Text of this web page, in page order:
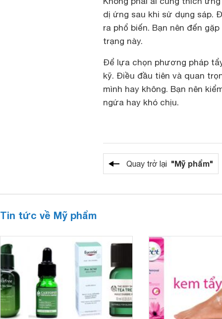
dị ứng sau khi sử dụng sáp.
ra phổ biến. Bạn nên đến
trạng này.
Để lựa chọn phương pháp
kỹ. Điều đầu tiên và quan
mình hay không. Bạn nên
ngứa hay khó chịu.
Quay trở lại "Mỹ phẩm"
Tin tức về Mỹ phẩm